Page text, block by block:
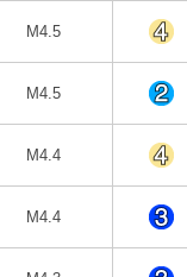
M4.5
M4.5
M4.4
M4.4